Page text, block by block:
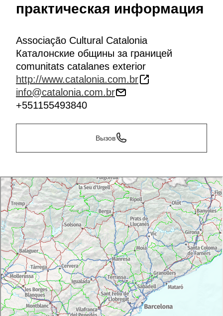
практическая информация
Associação Cultural Catalonia
Каталонские общины за границей
comunitats catalanes exterior
http://www.catalonia.com.br
info@catalonia.com.br
+551155493840
Вызов